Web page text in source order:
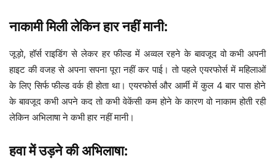
नाकामी मिली लेकिन हार नहीं मानी:
जूड़ो, हॉर्स राइडिंग से लेकर हर फील्ड में अव्वल रहने के बावजूद वो कभी अपनी
हाइट की वजह से अपना सपना पूरा नहीं कर पाई। तो पहले एयरफोर्स में महिलाओं
के लिए सिर्फ फील्ड वर्क ही होता था। एयरफोर्स और आर्मी में कुल 4 बार पास होने
के बावजूद कभी अपने कद तो कभी वेकेंसी कम होने के कारण वो नाकाम होती रही
लेकिन अभिलाषा ने कभी हार नहीं मानी।
हवा में उड़ने की अभिलाषा: